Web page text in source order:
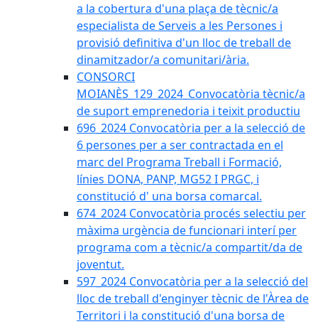
a la cobertura d'una plaça de tècnic/a
especialista de Serveis a les Persones i
provisió definitiva d'un lloc de treball de
dinamitzador/a comunitari/ària.
CONSORCI
MOIANÈS_129_2024_Convocatòria tècnic/a
de suport emprenedoria i teixit productiu
696_2024 Convocatòria per a la selecció de
6 persones per a ser contractada en el
marc del Programa Treball i Formació,
línies DONA, PANP, MG52 I PRGC, i
constitució d' una borsa comarcal.
674_2024 Convocatòria procés selectiu per
màxima urgència de funcionari interí per
programa com a tècnic/a compartit/da de
joventut.
597_2024 Convocatòria per a la selecció del
lloc de treball d'enginyer tècnic de l'Àrea de
Territori i la constitució d'una borsa de